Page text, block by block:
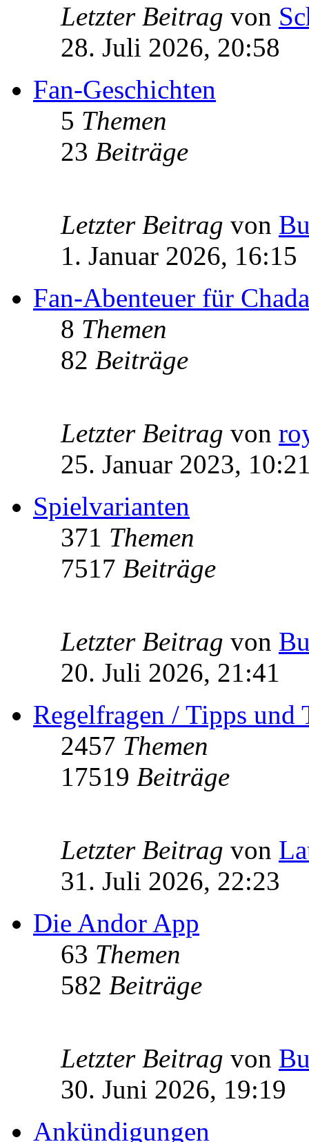
Letzter Beitrag von
28. Juli 2026, 20:58
Fan-Geschichten
5 Themen
23 Beiträge
Letzter Beitrag von
1. Januar 2026, 16:15
Fan-Abenteuer für
8 Themen
82 Beiträge
Letzter Beitrag von
25. Januar 2023,
Spielvarianten
371 Themen
7517 Beiträge
Letzter Beitrag von
20. Juli 2026, 21:41
Regelfragen / Tipps und
2457 Themen
17519 Beiträge
Letzter Beitrag von
31. Juli 2026, 22:23
Die Andor App
63 Themen
582 Beiträge
Letzter Beitrag von
30. Juni 2026, 19:19
Ankündigungen